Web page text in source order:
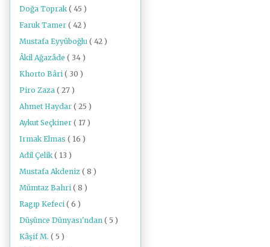
Doğa Toprak ( 45 )
Faruk Tamer ( 42 )
Mustafa Eyyüboğlu ( 42 )
Âkil Ağazâde ( 34 )
Khorto Bâri ( 30 )
Piro Zaza ( 27 )
Ahmet Haydar ( 25 )
Aykut Seçkiner ( 17 )
Irmak Elmas ( 16 )
Adil Çelik ( 13 )
Mustafa Akdeniz ( 8 )
Mümtaz Bahri ( 8 )
Ragıp Kefeci ( 6 )
Düşünce Dünyası'ndan ( 5 )
Kâşif M. ( 5 )